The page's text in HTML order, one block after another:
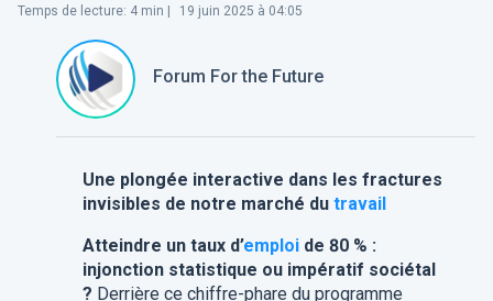
Temps de lecture: 4 min | 19 juin 2025 à 04:05
Forum For the Future
Une plongée interactive dans les fractures
invisibles de notre marché du travail
Atteindre un taux d’emploide 80 % :
injonction statistique ou impératif sociétal
? Derrière ce chiffre-phare du programme